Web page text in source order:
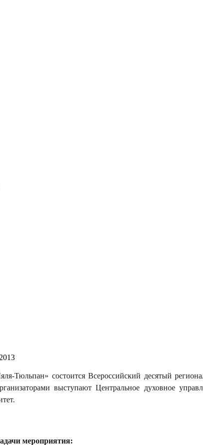
Тюльпан» состоится Всероссийский десятый
выступают Центральное духовное
мероприятия: